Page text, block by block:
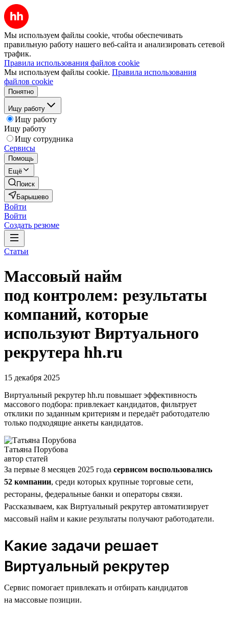
Мы используем файлы cookie, чтобы обеспечивать
правильную работу нашего веб-сайта и анализировать сетевой
трафик.
Правила использования файлов cookie
Мы используем файлы cookie. Правила использования
файлов cookie
Понятно
Ищу работу
Ищу работу
Ищу работу
Ищу сотрудника
Сервисы
Помощь
Ещё
Поиск
Барышево
Войти
Войти
Создать резюме
Статьи
Массовый найм
под контролем: результаты
компаний, которые
используют Виртуального
рекрутера hh.ru
15 декабря 2025
Виртуальный рекрутер hh.ru повышает эффективность
массового подбора: привлекает кандидатов, фильтрует
отклики по заданным критериям и передаёт работодателю
только подходящие анкеты кандидатов.
Татьяна Порубова
автор статей
За первые 8 месяцев 2025 года сервисом воспользовались
52 компании, среди которых крупные торговые сети,
рестораны, федеральные банки и операторы связи.
Рассказываем, как Виртуальный рекрутер автоматизирует
массовый найм и какие результаты получают работодатели.
Какие задачи решает
Виртуальный рекрутер
Сервис помогает привлекать и отбирать кандидатов
на массовые позиции.